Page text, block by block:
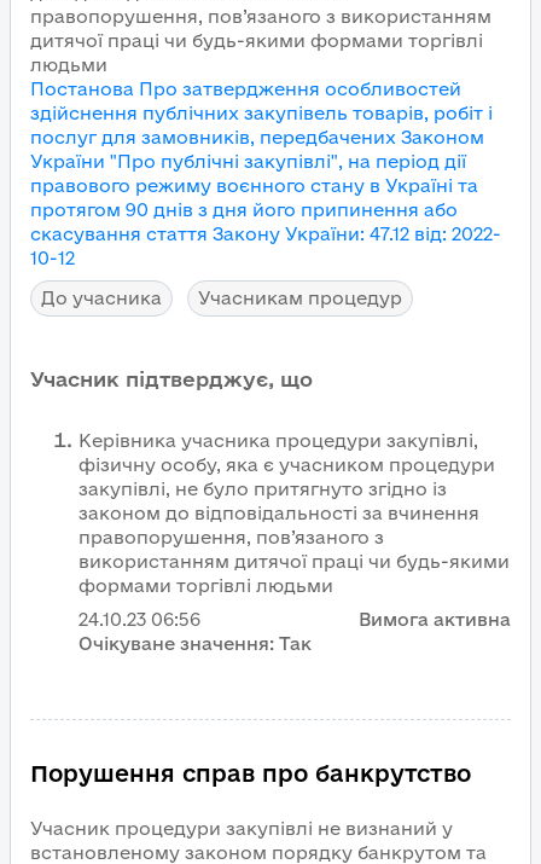
правопорушення, пов’язаного з використанням
дитячої праці чи будь-якими формами торгівлі
людьми
Постанова Про затвердження особливостей
здійснення публічних закупівель товарів, робіт і
послуг для замовників, передбачених Законом
України "Про публічні закупівлі", на період дії
правового режиму воєнного стану в Україні та
протягом 90 днів з дня його припинення або
скасування стаття Закону України: 47.12 від: 2022-
10-12
До учасника
Учасникам процедур
Учасник підтверджує, що
Керівника учасника процедури закупівлі,
фізичну особу, яка є учасником процедури
закупівлі, не було притягнуто згідно із
законом до відповідальності за вчинення
правопорушення, пов’язаного з
використанням дитячої праці чи будь-якими
формами торгівлі людьми
24.10.23 06:56
Вимога активна
Очікуване значення: Так
Порушення справ про банкрутство
Учасник процедури закупівлі не визнаний у
встановленому законом порядку банкрутом та